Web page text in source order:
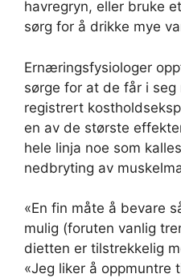
havregryn, eller bruke
sørg for å drikke mye
Ernæringsfysiologer
sørge for at de får i seg
registrert
en av de største
hele linja noe som
nedbryting av
«En fin måte å bevare
mulig (foruten vanlig
dietten er tilstrekkelig
«Jeg liker å oppmuntre